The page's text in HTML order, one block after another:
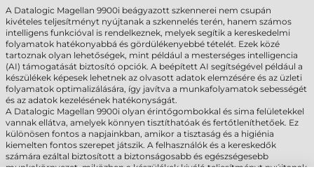
A Datalogic Magellan 9900i beágyazott szkennerei nem csupán
kivételes teljesítményt nyújtanak a szkennelés terén, hanem számos
intelligens funkcióval is rendelkeznek, melyek segítik a kereskedelmi
folyamatok hatékonyabbá és gördülékenyebbé tételét. Ezek közé
tartoznak olyan lehetőségek, mint például a mesterséges intelligencia
(AI) támogatását biztosító opciók. A beépített AI segítségével például a
készülékek képesek lehetnek az olvasott adatok elemzésére és az üzleti
folyamatok optimalizálására, így javítva a munkafolyamatok sebességét
és az adatok kezelésének hatékonyságát.
A Datalogic Magellan 9900i olyan érintőgombokkal és sima felületekkel
vannak ellátva, amelyek könnyen tisztíthatóak és fertőtleníthetőek. Ez
különösen fontos a napjainkban, amikor a tisztaság és a higiénia
kiemelten fontos szerepet játszik. A felhasználók és a kereskedők
számára ezáltal biztosított a biztonságosabb és egészségesebb
munkakörnyezet, miközben a készülékek kiváló teljesítményt nyújtanak